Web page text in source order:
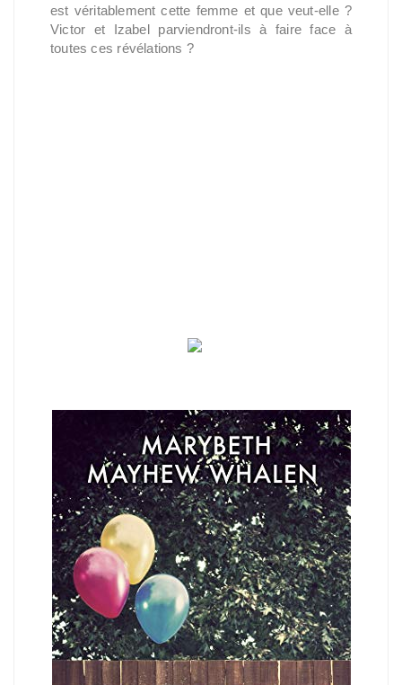
est véritablement cette femme et que veut-elle ?
Victor et Izabel parviendront-ils à faire face à
toutes ces révélations ?